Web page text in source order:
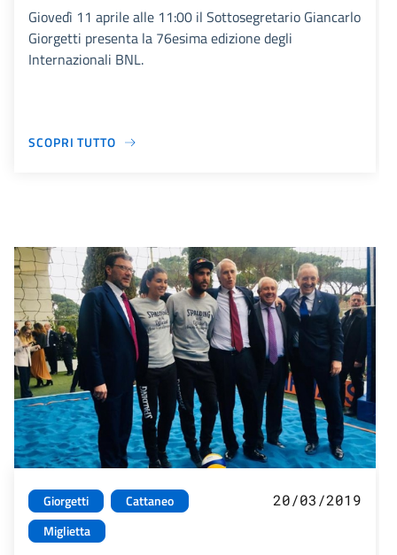
Giovedì 11 aprile alle 11:00 il Sottosegretario Giancarlo
Giorgetti presenta la 76esima edizione degli
Internazionali BNL.
SCOPRI TUTTO
Giorgetti
Cattaneo
Miglietta
20/03/2019